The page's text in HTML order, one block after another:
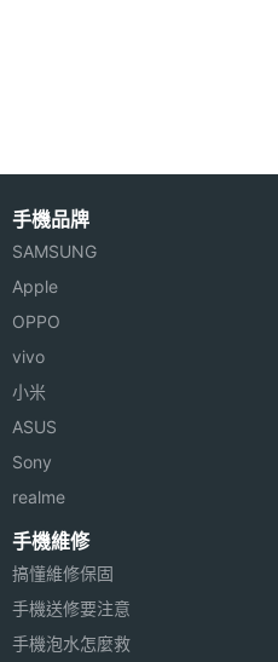
◎ 200萬CMOS鏡頭
◎ 可支援 microSD 記憶卡
※本文為 SOGI 手機王版權所有，未
顯示螢幕
主螢幕
解析度
色彩
機體規格
度
機身寬
度
手機品牌
SAMSUNG
Apple
OPPO
vivo
小米
ASUS
Sony
realme
手機維修
搞懂維修保固
手機送修要注意
手機泡水怎麼救